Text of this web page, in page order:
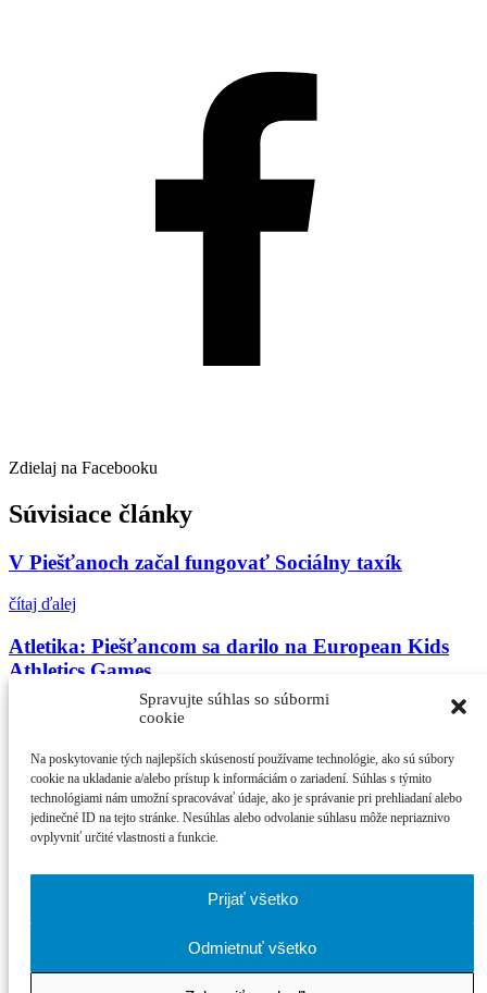
Spravujte súhlas so súbormi
cookie
Na poskytovanie tých najlepších skúseností používame technológie, ako sú súbory
cookie na ukladanie a/alebo prístup k informáciám o zariadení. Súhlas s týmito
technológiami nám umožní spracovávať údaje, ako je správanie pri prehliadaní alebo
jedinečné ID na tejto stránke. Nesúhlas alebo odvolanie súhlasu môže nepriaznivo
ovplyvniť určité vlastnosti a funkcie.
Prijať všetko
Odmietnuť všetko
Zdielaj na Facebooku
Súvisiace články
V Piešťanoch začal fungovať Sociálny taxík
čítaj ďalej
Atletika: Piešťancom sa darilo na European Kids
Athletics Games
Zlatá Hana Gavorová: Piešťanská kajakárka sa v
Portugalsku stala majsterkou sveta
čítaj ďalej
21. ročník MFF Cinematik otvorí svetová premi...
zPiešťan.sk